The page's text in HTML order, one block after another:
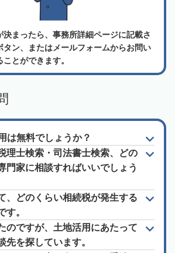
決まったら、事務所詳細ページに記載さ
タン、またはメールフォームからお問い
とができます。
は無料でしょうか？
理士検索・司法書士検索、どの
門家に相談すればいいでしょう
、どのくらい相続税が発生する
す。
のですが、土地活用にあたって
先を探しています。